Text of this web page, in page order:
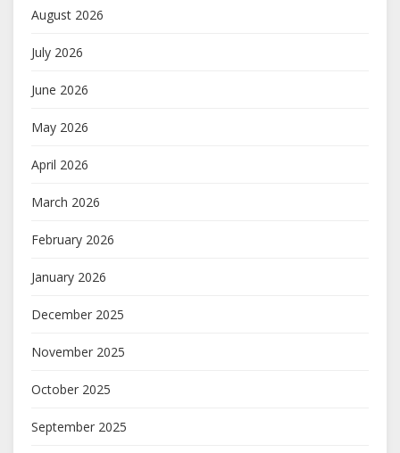
August 2026
July 2026
June 2026
May 2026
April 2026
March 2026
February 2026
January 2026
December 2025
November 2025
October 2025
September 2025